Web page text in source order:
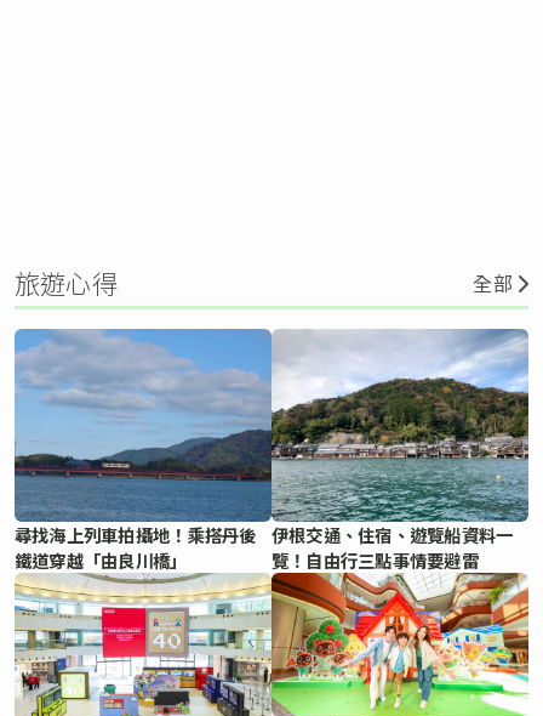
旅遊心得 全部
尋找海上列車拍攝地！乘搭丹後
鐵道穿越「由良川橋」
伊根交通、住宿、遊覽船資料一
覽！自由行三點事情要避雷